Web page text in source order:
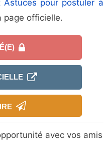
Astuces pour postuler à
page officielle.
avec vos amis